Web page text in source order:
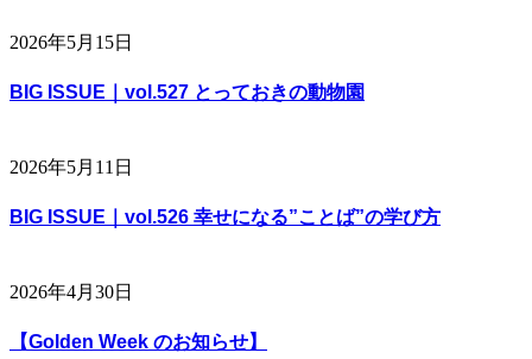
2026年5月15日
BIG ISSUE｜vol.527 とっておきの動物園
2026年5月11日
BIG ISSUE｜vol.526 幸せになる”ことば”の学び方
2026年4月30日
【Golden Week のお知らせ】